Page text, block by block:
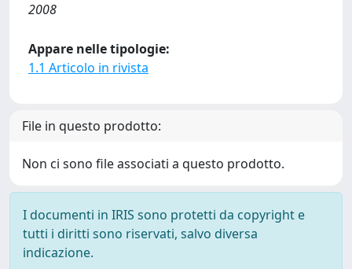
2008
Appare nelle tipologie:
1.1 Articolo in rivista
File in questo prodotto:
Non ci sono file associati a questo prodotto.
I documenti in IRIS sono protetti da copyright e
tutti i diritti sono riservati, salvo diversa
indicazione.